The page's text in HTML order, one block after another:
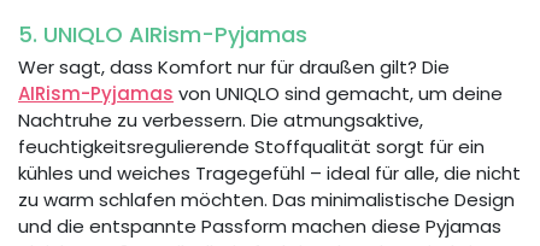
5. UNIQLO AIRism-Pyjamas
Wer sagt, dass Komfort nur für draußen gilt? Die
AIRism-Pyjamas von UNIQLO sind gemacht, um deine
Nachtruhe zu verbessern. Die atmungsaktive,
feuchtigkeitsregulierende Stoffqualität sorgt für ein
kühles und weiches Tragegefühl – ideal für alle, die nicht
zu warm schlafen möchten. Das minimalistische Design
und die entspannte Passform machen diese Pyjamas